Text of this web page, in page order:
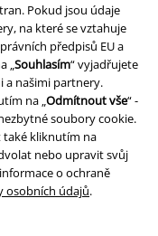
Pokud jsou údaje
na které se vztahuje
předpisů EU a
„Souhlasím“ vyjadřujete
a našimi partnery.
na „Odmítnout vše“ -
soubory cookie.
také kliknutím na
nebo upravit svůj
o ochraně
osobních údajů.